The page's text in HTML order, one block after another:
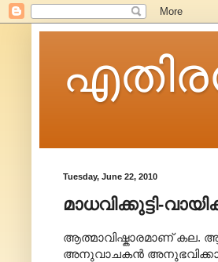
Tuesday, June 22, 2010
മാധവിക്കുട്ടി-
ആത്മാവിഷ്കാരമാണ് കല.
അനുവാചകൻ